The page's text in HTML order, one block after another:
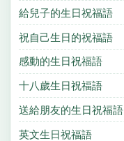
給兒子的生日祝福語
祝自己生日的祝福語
感動的生日祝福語
十八歲生日祝福語
送給朋友的生日祝福語
英文生日祝福語